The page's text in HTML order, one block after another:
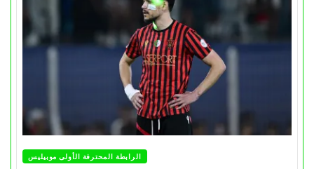
الرابطة المحترفة الأولى موبيليس